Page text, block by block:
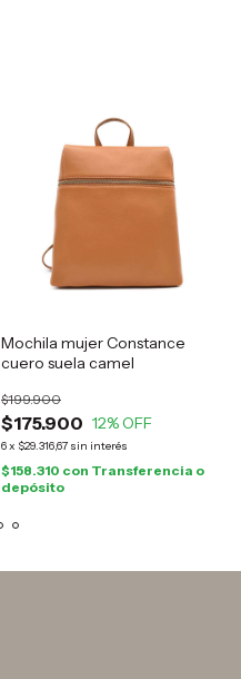
Mochila mujer Constance
cuero suela camel
$175.900
$199.900
12% OFF
6x $29.316,67 sin interés
$158.310 con Transferencia o
depósito